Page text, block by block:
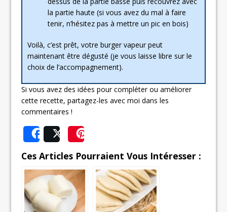
la partie haute (si vous avez du mal à faire
tenir, n’hésitez pas à mettre un pic en bois)
Voilà, c’est prêt, votre burger vapeur peut
maintenant être dégusté (je vous laisse libre sur le
choix de l’accompagnement).
Si vous avez des idées pour compléter ou améliorer
cette recette, partagez-les avec moi dans les
commentaires !
SharePost
Ces Articles Pourraient Vous Intéresser :